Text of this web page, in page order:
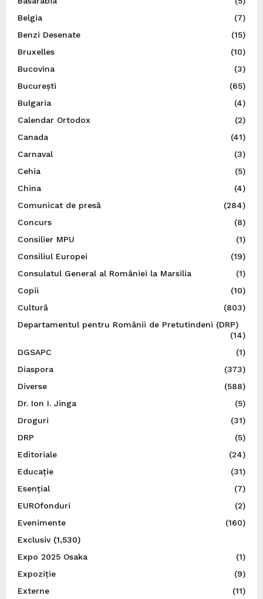
Belgia
(7)
Benzi Desenate
(15)
Bruxelles
(10)
Bucovina
(3)
București
(65)
Bulgaria
(4)
Calendar Ortodox
(2)
Canada
(41)
Carnaval
(3)
Cehia
(5)
China
(4)
Comunicat de presă
(284)
Concurs
(8)
Consilier MPU
(1)
Consiliul Europei
(19)
Consulatul General al României la Marsilia
(1)
Copii
(10)
Cultură
(803)
Departamentul pentru Românii de Pretutindeni (DRP)
(14)
DGSAPC
(1)
Diaspora
(373)
Diverse
(588)
Dr. Ion I. Jinga
(5)
Droguri
(31)
DRP
(5)
Editoriale
(24)
Educație
(31)
Esențial
(7)
EUROfonduri
(2)
Evenimente
(160)
Exclusiv(1,530)
Expo 2025 Osaka
(1)
Expoziție
(9)
Externe
(11)